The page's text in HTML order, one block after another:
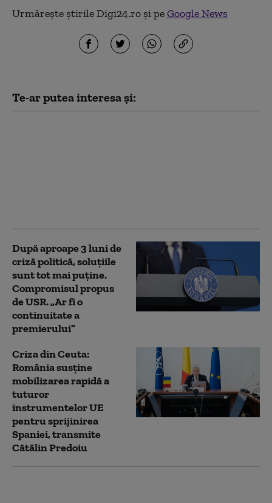
Urmărește știrile Digi24.ro și peGoogle News
Te-ar putea interesa și:
După aproape 3 luni de
criză politică, soluțiile
sunt tot mai puține.
Compromisul propus
de USR. „Ar fi o
continuitate a
premierului”
Criza din Ceuta:
România susţine
mobilizarea rapidă a
tuturor
instrumentelor UE
pentru sprijinirea
Spaniei, transmite
Cătălin Predoiu